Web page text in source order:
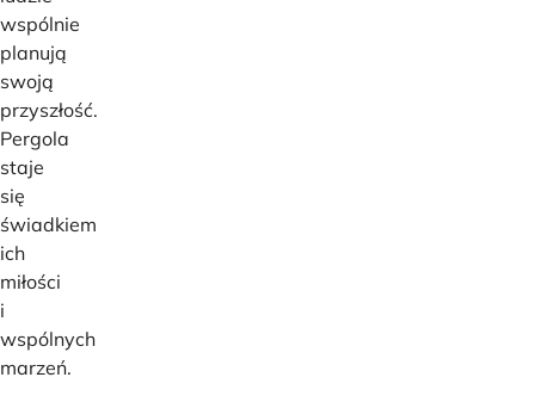
wspólnie
planują
swoją
przyszłość.
Pergola
staje
się
świadkiem
ich
miłości
i
wspólnych
marzeń.